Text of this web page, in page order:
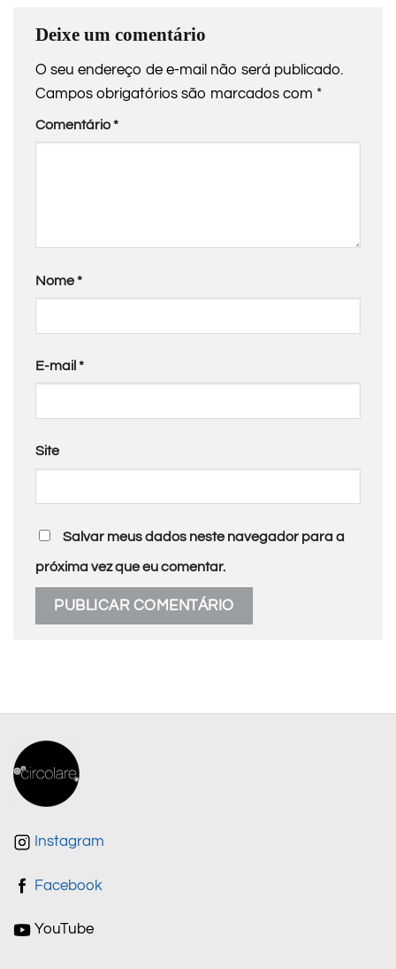
Deixe um comentário
O seu endereço de e-mail não será publicado.
Campos obrigatórios são marcados com *
Comentário*
Nome*
E-mail *
Site
Salvar meus dados neste navegador para a
próxima vez que eu comentar.
Instagram
Facebook
YouTube